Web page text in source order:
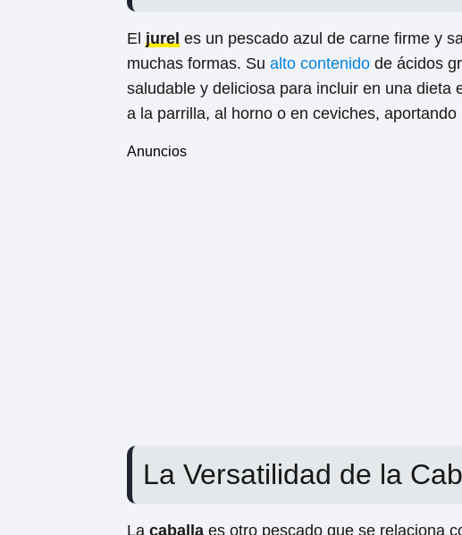
El jurel es un pescado azul de carne firme y
muchas formas. Su alto contenido de ácidos
saludable y deliciosa para incluir en una dieta
a la parrilla, al horno o en ceviches,
Anuncios
La Versatilidad de la
La caballa es otro pescado que se relaciona